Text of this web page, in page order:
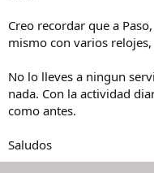
Creo recordar que a
mismo con varios
No lo lleves a ningun
nada. Con la actividad
como antes.
Saludos